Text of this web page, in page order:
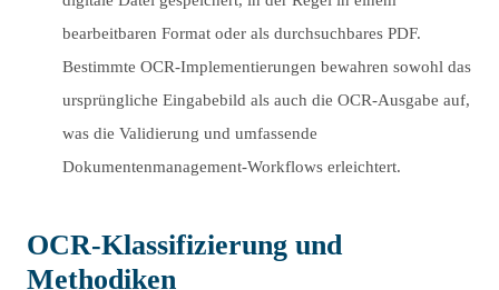
bearbeitbaren Format oder als durchsuchbares PDF.
Bestimmte OCR-Implementierungen bewahren sowohl das
ursprüngliche Eingabebild als auch die OCR-Ausgabe auf,
was die Validierung und umfassende
Dokumentenmanagement-Workflows erleichtert.
OCR-Klassifizierung und
Methodiken